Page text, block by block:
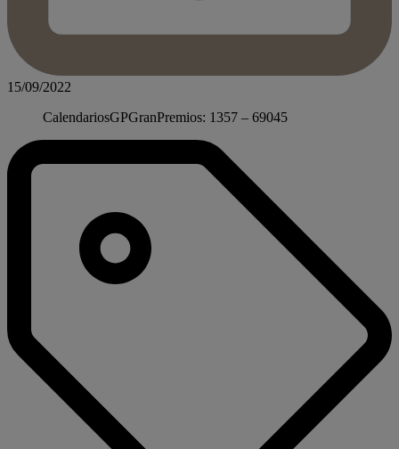
15/09/2022
CalendariosGPGranPremios: 1357 – 69045